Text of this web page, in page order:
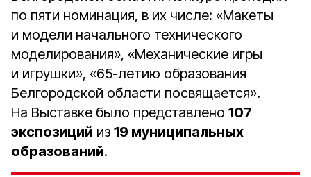
по пяти номинация, в их числе: «Макеты
и модели начального технического
моделирования», «Механические игры
и игрушки», «65-летию образования
Белгородской области посвящается».
На Выставке было представлено 107
экспозиций из 19 муниципальных
образований.